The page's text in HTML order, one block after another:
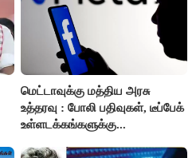
மெட்டாவுக்கு மத்திய அரசு
உத்தரவு : போலி பதிவுகள், டீப்பேக்
உள்ளடக்கங்களுக்கு...